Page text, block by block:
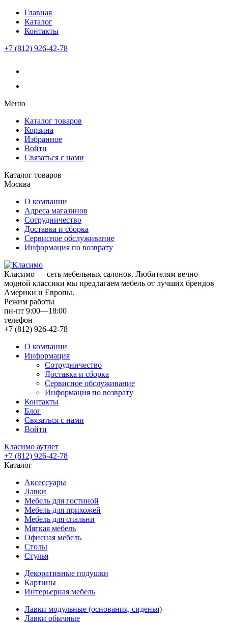
Главная
Каталог
Контакты
+7 (812) 926-42-78
Меню
Каталог товаров
Корзина
Избранное
Войти
Связаться с нами
Каталог товаров
Москва
О компании
Адреса магазинов
Сотрудничество
Доставка и сборка
Сервисное обслуживание
Информация по возврату
Класимо — cеть мебельных салонов. Любителям вечно
модной классики мы предлагаем мебель от лучших брендов
Америки и Европы.
Режим работы
пн-пт 9:00—18:00
телефон
+7 (812) 926-42-78
О компании
Информация
Сотрудничество
Доставка и сборка
Сервисное обслуживание
Информация по возврату
Контакты
Блог
Связаться с нами
Войти
Класимо аутлет
+7 (812) 926-42-78
Каталог
Аксессуары
Лавки
Мебель для гостиной
Мебель для прихожей
Мебель для спальни
Мягкая мебель
Офисная мебель
Столы
Стулья
Декоративные подушки
Картины
Интерьерная мебель
Лавки модульные (основания, сиденья)
Лавки обычные